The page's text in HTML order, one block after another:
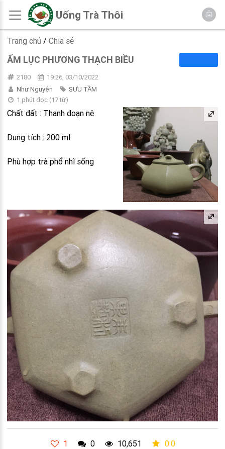
Uống Trà Thôi
Trang chủ / Chia sẻ
ẤM LỤC PHƯƠNG THẠCH BIỀU
2180
19:26, 03/10/2022
Như Nguyện
SƯU TẦM
1 phút đọc(17từ)
Chất đất : Thanh đoạn nê
Dung tích : 200 ml
Phù hợp trà phổ nhĩ sống
1 0 10,651 0.0